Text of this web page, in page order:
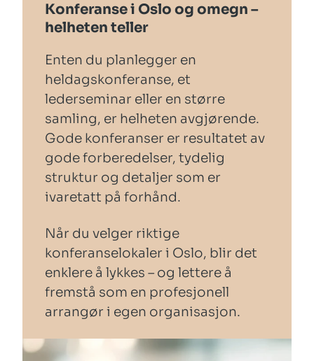
Konferanse i Oslo og omegn –
helheten teller
Enten du planlegger en
heldagskonferanse, et
lederseminar eller en større
samling, er helheten avgjørende.
Gode konferanser er resultatet av
gode forberedelser, tydelig
struktur og detaljer som er
ivaretatt på forhånd.
Når du velger riktige
konferanselokaler i Oslo, blir det
enklere å lykkes – og lettere å
fremstå som en profesjonell
arrangør i egen organisasjon.